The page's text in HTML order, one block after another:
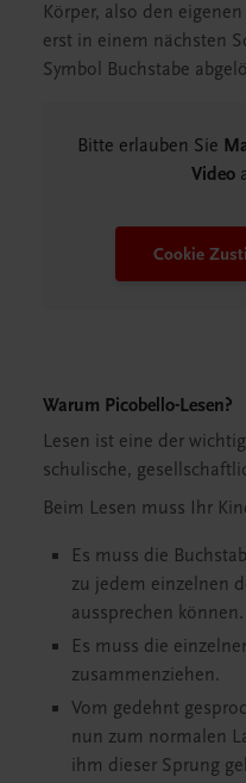
Körper, also den
erst in einem nächsten
Symbol Buchstabe
Bitte erlauben Sie
Video
Cookie
Warum Picobello-Lesen?
Lesen ist eine der
schulische,
Beim Lesen muss Ihr
Es muss die
zu jedem einzelnen
aussprechen können.
Es muss die
zusammenziehen.
Vom gedehnt
nun zum normalen
ihm dieser Sprung